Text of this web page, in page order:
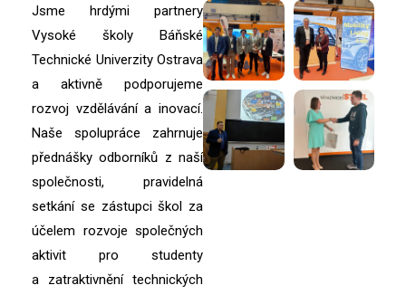
Jsme hrdými partnery
Vysoké školy Báňské
Technické Univerzity Ostrava
a aktivně podporujeme
rozvoj vzdělávání a inovací.
Naše spolupráce zahrnuje
přednášky odborníků z naší
společnosti, pravidelná
setkání se zástupci škol za
účelem rozvoje společných
aktivit pro studenty
a zatraktivnění technických